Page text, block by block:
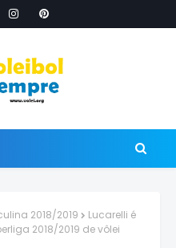
2018/2019
Lucarelli é
2018/2019 de vôlei